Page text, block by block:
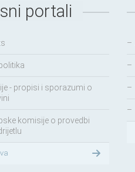
portali
- propisi i sporazumi o
komisije o provedbi
–
–
–
–